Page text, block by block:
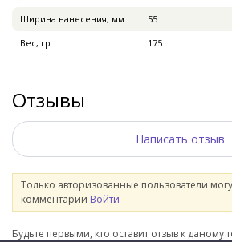
Ширина нанесения, мм
55
Вес, гр
175
Отзывы
Написать отзыв
Только авторизованные пользователи
комментарии Войти
Будьте первыми, кто оставит отзыв к даному